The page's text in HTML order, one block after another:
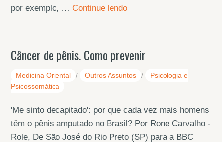
por exemplo, … Continue lendo
Câncer de pênis. Como prevenir
Medicina Oriental / Outros Assuntos /
Psicologia e
Psicossomática
'Me sinto decapitado': por que cada vez mais homens
têm o pênis amputado no Brasil? Por Rone Carvalho -
Role, De São José do Rio Preto (SP) para a BBC